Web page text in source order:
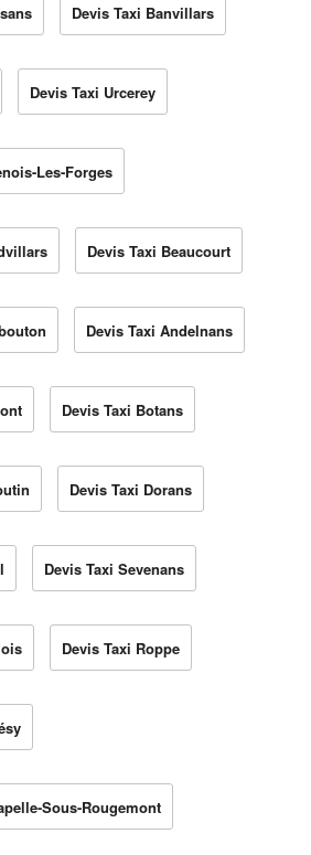
Devis Taxi Banvillars
Devis Taxi Urcerey
Les-Forges
Devis Taxi Beaucourt
Devis Taxi Andelnans
Devis Taxi Botans
Devis Taxi Dorans
Devis Taxi Sevenans
Devis Taxi Roppe
Sous-Rougemont